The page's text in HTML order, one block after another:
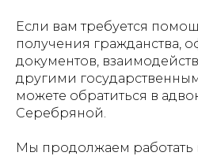
Если вам требуется
получения гражданства,
документов,
другими
можете обратиться в
Серебряной.
Мы продолжаем